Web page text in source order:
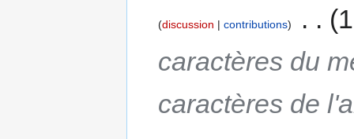
discussion contributions
caractères du
caractères de